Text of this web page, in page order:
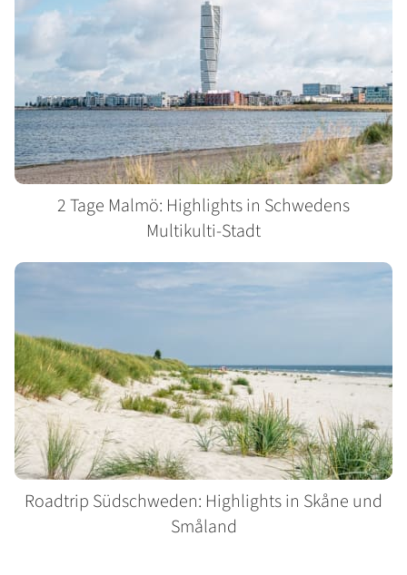
2 Tage Malmö: Highlights in Schwedens
Multikulti-Stadt
Roadtrip Südschweden: Highlights in Skåne und
Småland